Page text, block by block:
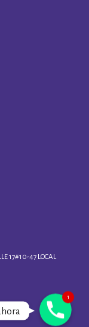
17#10-47 LOCAL
Phone